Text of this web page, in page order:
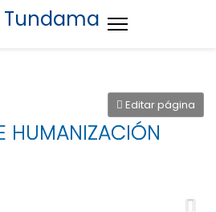
HUMANIZACIÓN
Editar página